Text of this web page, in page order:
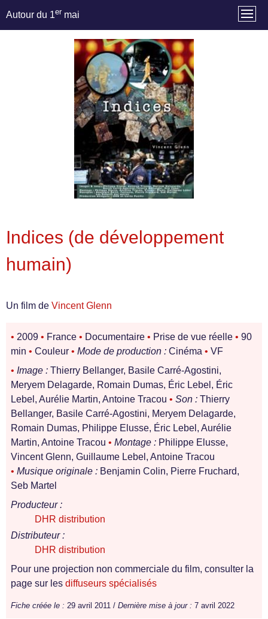
Autour du 1er mai
Indices (de développement
humain)
Un film de Vincent Glenn
• 2009 • France • Documentaire • Prise de vue réelle • 90
min • Couleur • Mode de production : Cinéma • VF
• Image : Thierry Bellanger, Basile Carré-Agostini,
Meryem Delagarde, Romain Dumas, Éric Lebel, Éric
Lebel, Aurélie Martin, Antoine Tracou • Son : Thierry
Bellanger, Basile Carré-Agostini, Meryem Delagarde,
Romain Dumas, Philippe Elusse, Éric Lebel, Aurélie
Martin, Antoine Tracou • Montage : Philippe Elusse,
Vincent Glenn, Guillaume Lebel, Antoine Tracou
• Musique originale : Benjamin Colin, Pierre Fruchard,
Seb Martel
Producteur :
DHR distribution
Distributeur :
DHR distribution
Pour une projection non commerciale du film, consulter la
page sur les diffuseurs spécialisés
Fiche créée le : 29 avril 2011 / Dernière mise à jour : 7 avril 2022